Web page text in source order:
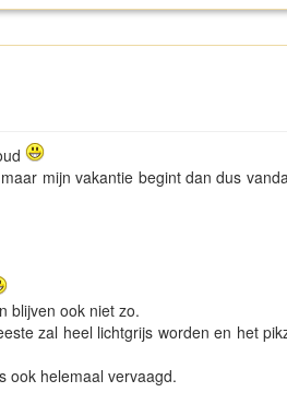
mijn vakantie begint dan dus
blijven ook niet zo.
zal heel lichtgrijs worden en het
ook helemaal vervaagd.